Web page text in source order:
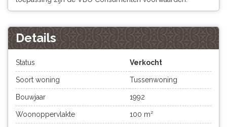
Details
Status Verkocht
Soort woning Tussenwoning
Bouwjaar 1992
Woonoppervlakte 100 m²